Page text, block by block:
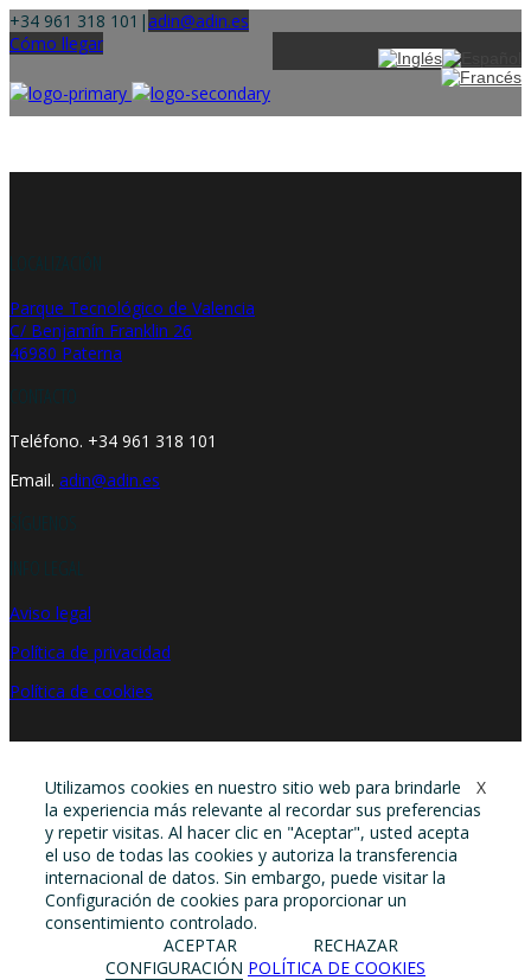
+34 961 318 101 |adin@adin.es
Cómo llegar
LOCALIZACIÓN
Parque Tecnológico de Valencia
C/ Benjamín Franklin 26
46980 Paterna
CONTACTO
Teléfono. +34 961 318 101
Email. adin@adin.es
SÍGUENOS
INFO LEGAL
Aviso legal
Política de privacidad
Política de cookies
X
Utilizamos cookies en nuestro sitio web para brindarle
la experiencia más relevante al recordar sus preferencias
y repetir visitas. Al hacer clic en "Aceptar", usted acepta
el uso de todas las cookies y autoriza la transferencia
internacional de datos. Sin embargo, puede visitar la
Configuración de cookies para proporcionar un
consentimiento controlado.
ACEPTAR
RECHAZAR
CONFIGURACIÓN POLÍTICA DE COOKIES